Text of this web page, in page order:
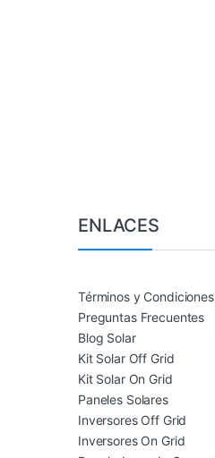
Brands Carousel
ENLACES
Términos y Condiciones
Preguntas Frecuentes
Blog Solar
Kit Solar Off Grid
Kit Solar On Grid
Paneles Solares
Inversores Off Grid
Inversores On Grid